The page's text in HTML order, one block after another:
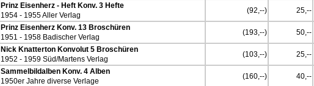
Prinz Eisenherz - Heft Konv. 3 Hefte
1954 - 1955 Aller Verlag
(92,--) 25,--
Prinz Eisenherz Konv. 13 Broschüren
1951 - 1958 Badischer Verlag
(193,--) 50,--
Nick Knatterton Konvolut 5 Broschüren
1952 - 1959 Süd/Martens Verlag
(103,--) 25,--
Sammelbildalben Konv. 4 Alben
1950er Jahre diverse Verlage
(160,--) 40,--